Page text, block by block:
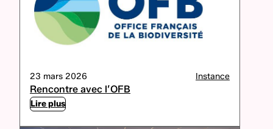
23 mars 2026 Instance
Rencontre avec l’OFB
Lire plus